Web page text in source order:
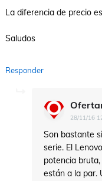
La diferencia de precio
Saludos
Responder
28/11/16
Son bastante
serie. El
potencia
están a la par.